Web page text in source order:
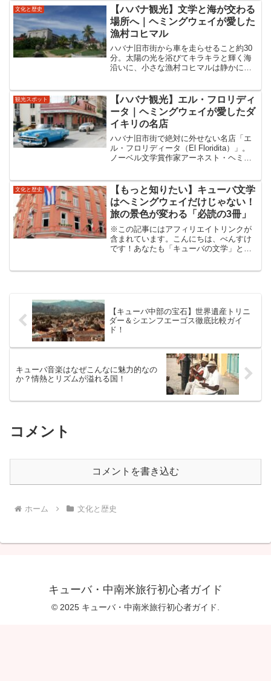
を、フロリディータでダイキリを。」も
し...
文化と歴史
【ハバナ観光】文学と海が交わる
場所へ｜ヘミングウェイが愛した
漁村コヒマル
ハバナ旧市街から車を走らせること約30
分。太陽の光を浴びてキラキラと輝く海
沿いに、小さな漁村コヒマルは静かに佇
であり、彼の最高傑作『老人と海』の舞
台となった場所。一見、...
観光スポット
【ハバナ観光】エル・フロリディ
ータ｜ヘミングウェイが愛したダ
イキリの名店
ハバナ旧市街で絶対に外せない名店「エ
ル・フロリディータ（El Floridita）」。
ノーベル文学賞作家アーネスト・ヘミン
し続けています。今回は、この名店の歴
史から店内...
文化と歴史
【もっと知りたい】キューバ文学
はヘミングウェイだけじゃない！
旅の景色が変わる「必読の3冊」
※この記事にはアフィリエイトリンクが
含まれています。こんにちは、べんすけ
です！あなたも「キューバの文学」と聞
【キューバ中部の宝石】世界遺産トリニ
ダー＆シエンフエーゴス徹底比較ガイ
ド！
キューバ音楽はなぜこんなに魅力的なの
か？情熱とリズムが溢れる国！
コメント
コメントを書き込む
ホーム 文化と歴史
キューバ・中南米旅行初心者ガイド
© 2025 キューバ・中南米旅行初心者ガイド.